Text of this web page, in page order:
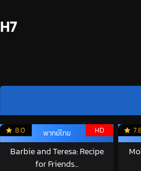
H7
8.0 HD
พากย์ไทย
Barbie and Teresa: Recipe
for Friends...